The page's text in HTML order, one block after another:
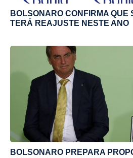
BOLSONARO CONFIRMA QUE
TERÁ REAJUSTE NESTE ANO
BOLSONARO PREPARA